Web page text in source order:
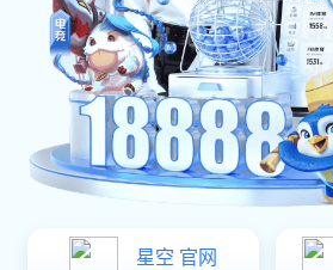
状态下填充压铸腔，使腔内的气体不能消
合金中。 这些空隙在高温下会破裂或膨胀
合金压铸与其他金属压铸一样，在液态镁
满压铸腔，使腔内气体无法消除，形成高
些空隙可能在高温下破裂或膨胀，导致铸
除在压铸件内的气孔和溶解气体，提高压